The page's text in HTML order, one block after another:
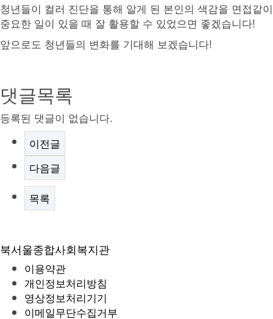
청년들이 컬러 진단을 통해 알게 된 본인의 색감을 면접같이
중요한 일이 있을 때 잘 활용할 수 있었으면 좋겠습니다!
앞으로도 청년들의 변화를 기대해 보겠습니다!
댓글목록
등록된 댓글이 없습니다.
이전글
다음글
목록
북서울종합사회복지관
이용약관
개인정보처리방침
영상정보처리기기
이메일무단수집거부